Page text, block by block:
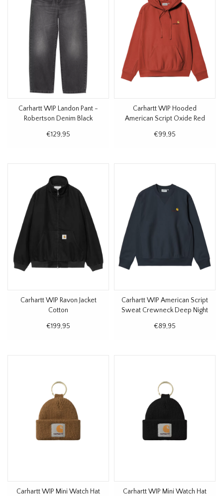
Carhartt WIP Landon Pant -
Robertson Denim Black
€129,95
Carhartt WIP Hooded
American Script Oxide Red
€99,95
Carhartt WIP Ravon Jacket
Cotton
€199,95
Carhartt WIP American Script
Sweat Crewneck Deep Night
€89,95
Carhartt WIP Mini Watch Hat
Carhartt WIP Mini Watch Hat